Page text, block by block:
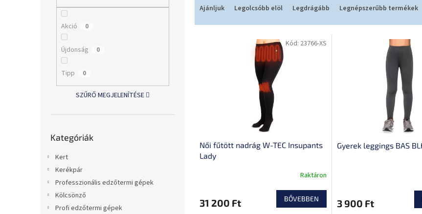
Akció 0
Újdonság 0
Tipp 0
SZŰRŐ MEGJELENÍTÉSE
átugrása
Kategóriák
Kert
Kerékpár
Professzionális edzőtermi gépek
Kölcsönző
Profi edzőtermi gépek
Ajánljuk Legolcsóbb elöl Legdrágább Legnépszerűbb termékek
Női fűtött nadrág W-TEC Insupants
Lady
Raktáron
31 200 Ft BŐVEBBEN
Kód: 23766-XS
Gyerek leggings BAS
3 900 Ft